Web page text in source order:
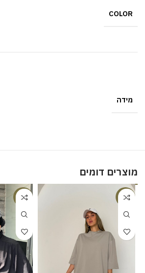
COLOR
מידה
מוצרים דומים
-18%
-20%